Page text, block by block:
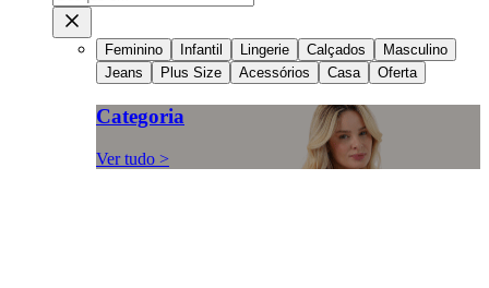
Feminino Infantil Lingerie Calçados
Masculino
Jeans
Plus Size Acessórios Casa Oferta
Categoria
Ver tudo >